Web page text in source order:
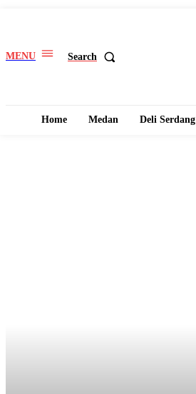
MENU Search
Home Medan Deli Serdang